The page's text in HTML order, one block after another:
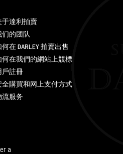
a
于達利拍賣
们的团队
在 DARLEY 拍賣出售
何在我們的網站上競標
戶註冊
全購買和网上支付方式
流服务